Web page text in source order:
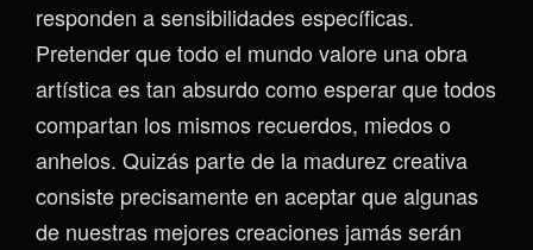
responden a sensibilidades específicas.
Pretender que todo el mundo valore una obra
artística es tan absurdo como esperar que todos
compartan los mismos recuerdos, miedos o
anhelos. Quizás parte de la madurez creativa
consiste precisamente en aceptar que algunas
de nuestras mejores creaciones jamás serán